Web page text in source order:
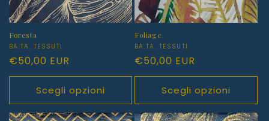
Foresta
Produttore:
BA.TA. TESSUTI
Prezzo
di
listino
€50,00 EUR
Scegli opzioni
Foliage
Produttore:
BA.TA. TESSUTI
Prezzo
di
listino
€50,00 EUR
Scegli opzioni